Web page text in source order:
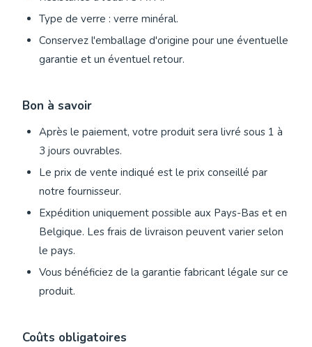
Type de verre : verre minéral.
Conservez l'emballage d'origine pour une éventuelle
garantie et un éventuel retour.
Bon à savoir
Après le paiement, votre produit sera livré sous 1 à
3 jours ouvrables.
Le prix de vente indiqué est le prix conseillé par
notre fournisseur.
Expédition uniquement possible aux Pays-Bas et en
Belgique. Les frais de livraison peuvent varier selon
le pays.
Vous bénéficiez de la garantie fabricant légale sur ce
produit.
Coûts obligatoires